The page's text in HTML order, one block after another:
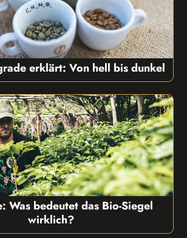
erklärt: Von hell bis dunkel
Was bedeutet das Bio-Siegel
wirklich?